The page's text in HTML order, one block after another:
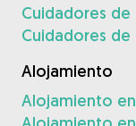
Cuidadores
Cuidadores
Alojamiento
Alojamiento